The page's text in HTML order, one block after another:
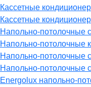
Кассетные
Кассетные
Напольно-потолочные
Напольно-потолочные
Напольно-потолочные
Напольно-потолочные
Energolux напольно-